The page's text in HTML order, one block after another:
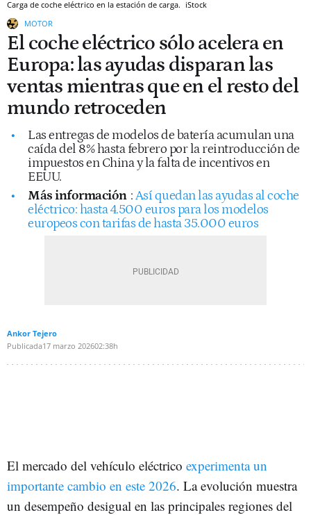
Carga de coche eléctrico en la estación de carga. iStock
MOTOR
El coche eléctrico sólo acelera en
Europa: las ayudas disparan las
ventas mientras que en el resto del
mundo retroceden
Las entregas de modelos de batería acumulan una
caída del 8% hasta febrero por la reintroducción de
impuestos en China y la falta de incentivos en
EEUU.
Más información :Así quedan las ayudas al coche
eléctrico: hasta 4.500 euros para los modelos
europeos con tarifas de hasta 35.000 euros
Ankor Tejero
Publicada17 marzo 202602:38h
El mercado del vehículo eléctrico experimenta un
importante cambio en este 2026. La evolución muestra
un desempeño desigual en las principales regiones del